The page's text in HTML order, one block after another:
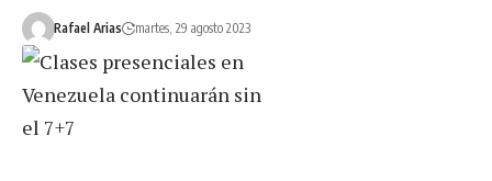
Rafael Arias martes, 29 agosto 2023